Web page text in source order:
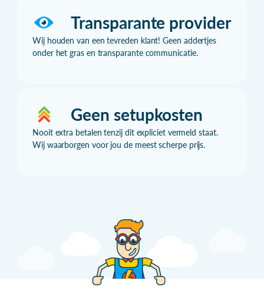
Transparante provider
Wij houden van een tevreden klant! Geen addertjes
onder het gras en transparante communicatie.
Geen setupkosten
Nooit extra betalen tenzij dit expliciet vermeld staat.
Wij waarborgen voor jou de meest scherpe prijs.